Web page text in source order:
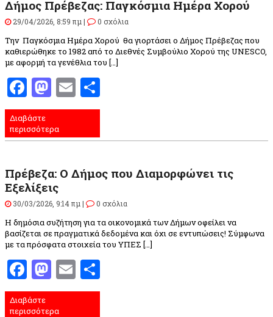
Δήμος Πρέβεζας: Παγκόσμια Ημέρα Χορού
29/04/2026, 8:59 πμ | 0 σχόλια
Την Παγκόσμια Ημέρα Χορού θα γιορτάσει ο Δήμος Πρέβεζας που
καθιερώθηκε το 1982 από το Διεθνές Συμβούλιο Χορού της UNESCO,
με αφορμή τα γενέθλια του […]
Facebook
Mastodon
Email
Διαβάστε
περισσότερα
Πρέβεζα: Ο Δήμος που Διαμορφώνει τις
Εξελίξεις
30/03/2026, 9:14 πμ | 0 σχόλια
Η δημόσια συζήτηση για τα οικονομικά των Δήμων οφείλει να
βασίζεται σε πραγματικά δεδομένα και όχι σε εντυπώσεις! Σύμφωνα
με τα πρόσφατα στοιχεία του ΥΠΕΣ […]
Facebook
Mastodon
Email
Διαβάστε
περισσότερα